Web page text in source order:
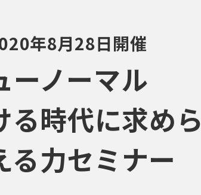
年8月28日開催
ーノーマル
る時代に求め
る力セミナー